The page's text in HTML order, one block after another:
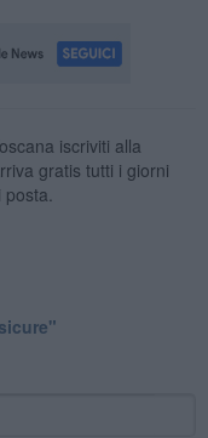
iscriviti alla
gratis tutti i giorni